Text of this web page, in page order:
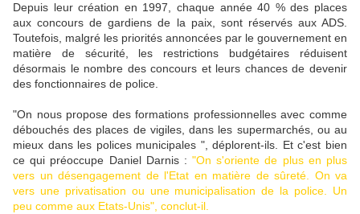
Depuis leur création en 1997, chaque année 40 % des places
aux concours de gardiens de la paix, sont réservés aux ADS.
Toutefois, malgré les priorités annoncées par le gouvernement en
matière de sécurité, les restrictions budgétaires réduisent
désormais le nombre des concours et leurs chances de devenir
des fonctionnaires de police.
"On nous propose des formations professionnelles avec comme
débouchés des places de vigiles, dans les supermarchés, ou au
mieux dans les polices municipales ", déplorent-ils. Et c'est bien
ce qui préoccupe Daniel Darnis :"On s'oriente de plus en plus
vers un désengagement de l'Etat en matière de sûreté. On va
vers une privatisation ou une municipalisation de la police. Un
peu comme aux Etats-Unis", conclut-il.